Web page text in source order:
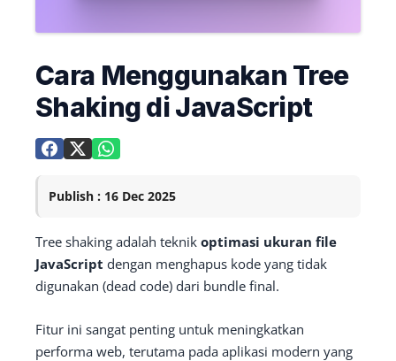
Cara Menggunakan Tree
Shaking di JavaScript
Publish : 16 Dec 2025
Tree shaking adalah teknik optimasi ukuran file
JavaScript dengan menghapus kode yang tidak
digunakan (dead code) dari bundle final.
Fitur ini sangat penting untuk meningkatkan
performa web, terutama pada aplikasi modern yang